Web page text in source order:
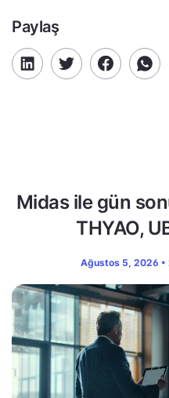
Paylaş
Midas ile gün
THYAO,
Ağustos 5, 2026 •